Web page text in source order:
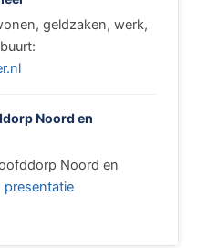
geldzaken, werk,
Noord en
Noord en